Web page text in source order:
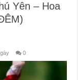
Yên – Hoa
0